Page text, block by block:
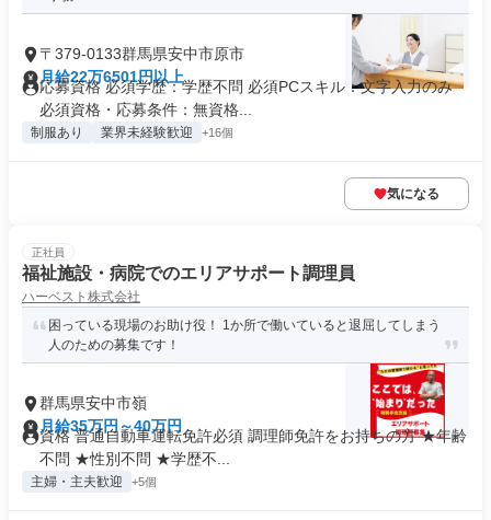
〒379-0133群馬県安中市原市
月給22万6501円以上
応募資格 必須学歴：学歴不問 必須PCスキル：文字入力のみ
必須資格・応募条件：無資格...
制服あり 業界未経験歓迎 +16個
気になる
正社員
福祉施設・病院でのエリアサポート調理員
ハーベスト株式会社
困っている現場のお助け役！ 1か所で働いていると退屈してしまう
人のための募集です！
群馬県安中市嶺
月給35万円～40万円
資格 普通自動車運転免許必須 調理師免許をお持ちの方 ★年齢
不問 ★性別不問 ★学歴不...
主婦・主夫歓迎 +5個